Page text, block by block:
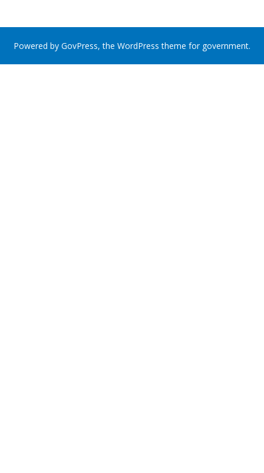
Powered by GovPress, the WordPress theme for government.